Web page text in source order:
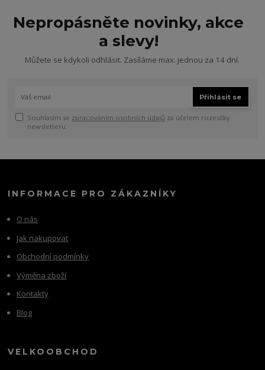
Nepropásněte novinky, akce
a slevy!
Můžete se kdykoli odhlásit. Zasíláme max. jednou za 14 dní.
Přihlásit se
Souhlasím se zpracováním osobních údajů za účelem rozesílky
newsletteru.
INFORMACE PRO ZÁKAZNÍKY
O nás
Jak nakupovat
Obchodní podmínky
Výměna zboží
Kontakty
Blog
VELKOOBCHOD